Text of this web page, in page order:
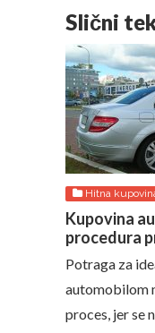
Slični
Hitna
AUGUST 2026.
Kupovina
procedura
Potraga za
automobilom
proces, jer se